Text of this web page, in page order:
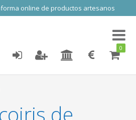
online de productos artesanos
Toggle
0
de